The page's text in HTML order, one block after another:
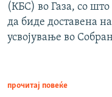
(КБС) во Газа, со што
да биде доставена
усвојување во
прочитај повеќе